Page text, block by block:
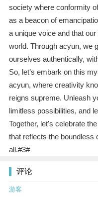
society where conformity
as a beacon of
a unique voice and that
world. Through acyun, we
ourselves authentically,
So, let’s embark on this
acyun, where creativity
reigns supreme. Unleash
limitless possibilities, and
Together, let's celebrate
that reflects the boundless
all.#3#
评论
游客